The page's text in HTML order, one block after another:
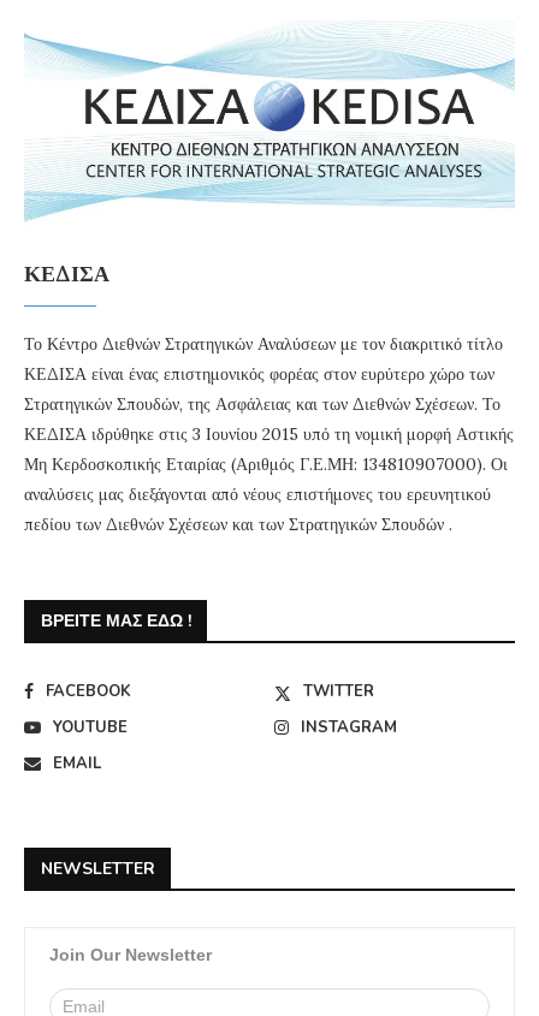
ΚΕΔΙΣΑ
Το Κέντρο Διεθνών Στρατηγικών Αναλύσεων με τον διακριτικό τίτλο
ΚΕΔΙΣΑ είναι ένας επιστημονικός φορέας στον ευρύτερο χώρο των
Στρατηγικών Σπουδών, της Ασφάλειας και των Διεθνών Σχέσεων. Το
ΚΕΔΙΣΑ ιδρύθηκε στις 3 Ιουνίου 2015 υπό τη νομική μορφή Αστικής
Μη Κερδοσκοπικής Εταιρίας (Αριθμός Γ.Ε.ΜΗ: 134810907000). Οι
αναλύσεις μας διεξάγονται από νέους επιστήμονες του ερευνητικού
πεδίου των Διεθνών Σχέσεων και των Στρατηγικών Σπουδών .
ΒΡΕΊΤΕ ΜΑΣ ΕΔΏ !
FACEBOOK
TWITTER
YOUTUBE
INSTAGRAM
EMAIL
NEWSLETTER
Join Our Newsletter